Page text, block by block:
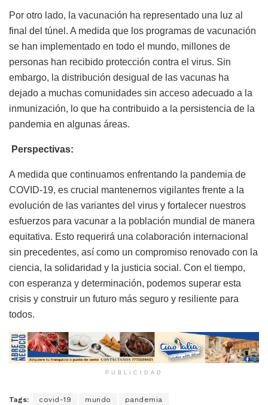
Por otro lado, la vacunación ha representado una luz al
final del túnel. A medida que los programas de vacunación
se han implementado en todo el mundo, millones de
personas han recibido protección contra el virus. Sin
embargo, la distribución desigual de las vacunas ha
dejado a muchas comunidades sin acceso adecuado a la
inmunización, lo que ha contribuido a la persistencia de la
pandemia en algunas áreas.
Perspectivas:
A medida que continuamos enfrentando la pandemia de
COVID-19, es crucial mantenernos vigilantes frente a la
evolución de las variantes del virus y fortalecer nuestros
esfuerzos para vacunar a la población mundial de manera
equitativa. Esto requerirá una colaboración internacional
sin precedentes, así como un compromiso renovado con la
ciencia, la solidaridad y la justicia social. Con el tiempo,
con esperanza y determinación, podemos superar esta
crisis y construir un futuro más seguro y resiliente para
todos.
PUBLICIDAD
Tags: covid-19 mundo pandemia